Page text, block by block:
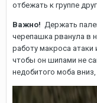
отбежать к группе
Важно! Держать
черепашка рванула в
работу макроса атаки
чтобы он шипами не
недобитого моба